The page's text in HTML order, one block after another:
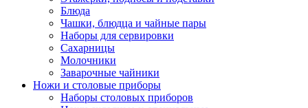
Блюда
Чашки, блюдца и чайные пары
Наборы для сервировки
Сахарницы
Молочники
Заварочные чайники
Ножи и столовые приборы
Наборы столовых приборов